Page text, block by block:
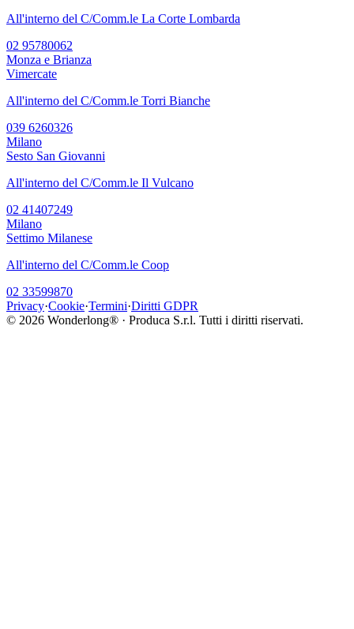
All'interno del C/Comm.le La Corte Lombarda
02 95780062
Monza e Brianza
Vimercate
All'interno del C/Comm.le Torri Bianche
039 6260326
Milano
Sesto San Giovanni
All'interno del C/Comm.le Il Vulcano
02 41407249
Milano
Settimo Milanese
All'interno del C/Comm.le Coop
02 33599870
Privacy·Cookie·Termini·Diritti GDPR
© 2026 Wonderlong® · Produca S.r.l. Tutti i diritti riservati.